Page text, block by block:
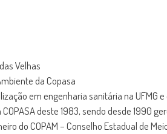
Velhas
da Copasa
em engenharia sanitária na UFMG
deste 1983, sendo desde 1990
do COPAM – Conselho Estadual de